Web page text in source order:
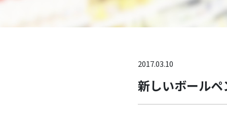
2017.03.10
新しいボール